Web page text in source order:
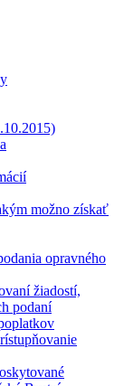
možno získať
opravného
žiadostí,
podaní